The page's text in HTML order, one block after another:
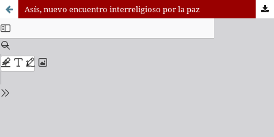
Asís, nuevo encuentro interreligioso por la paz